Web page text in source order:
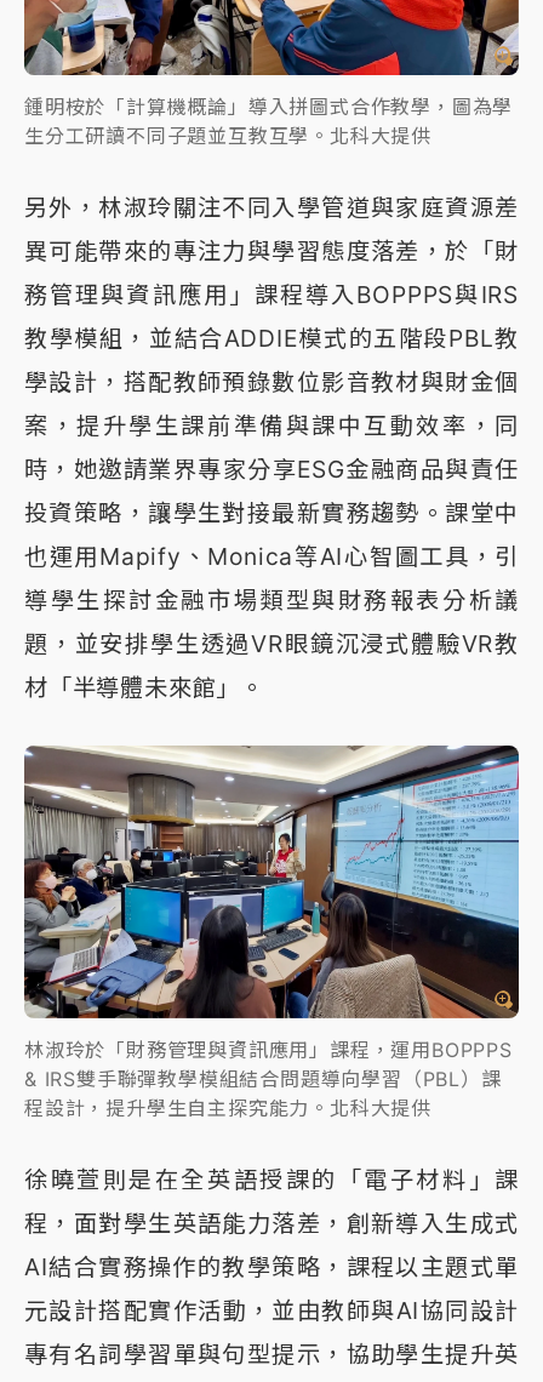
鍾明桉於「計算機概論」導入拼圖式合作教學，圖為學
生分工研讀不同子題並互教互學。北科大提供
另外，林淑玲關注不同入學管道與家庭資源差
異可能帶來的專注力與學習態度落差，於「財
務管理與資訊應用」課程導入BOPPPS與IRS
教學模組，並結合ADDIE模式的五階段PBL教
學設計，搭配教師預錄數位影音教材與財金個
案，提升學生課前準備與課中互動效率，同
時，她邀請業界專家分享ESG金融商品與責任
投資策略，讓學生對接最新實務趨勢。課堂中
也運用Mapify、Monica等AI心智圖工具，引
導學生探討金融市場類型與財務報表分析議
題，並安排學生透過VR眼鏡沉浸式體驗VR教
材「半導體未來館」。
林淑玲於「財務管理與資訊應用」課程，運用BOPPPS
& IRS雙手聯彈教學模組結合問題導向學習（PBL）課
程設計，提升學生自主探究能力。北科大提供
徐曉萱則是在全英語授課的「電子材料」課
程，面對學生英語能力落差，創新導入生成式
AI結合實務操作的教學策略，課程以主題式單
元設計搭配實作活動，並由教師與AI協同設計
專有名詞學習單與句型提示，協助學生提升英